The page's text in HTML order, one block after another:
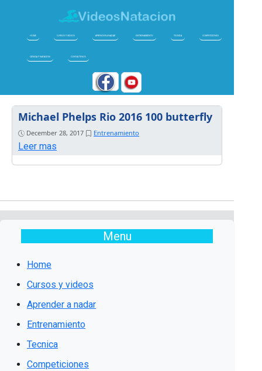
HOME CURSOS Y VIDEOS APRENDER A NADAR ENTRENAMIENTO TECNICA COMPETICIONES
CIENCIA Y NATACION CONTACTENOS
Michael Phelps Rio 2016 100 butterfly
December 28, 2017 Entrenamiento
Leer mas
Menu
Home
Cursos y videos
Aprender a nadar
Entrenamiento
Tecnica
Competiciones